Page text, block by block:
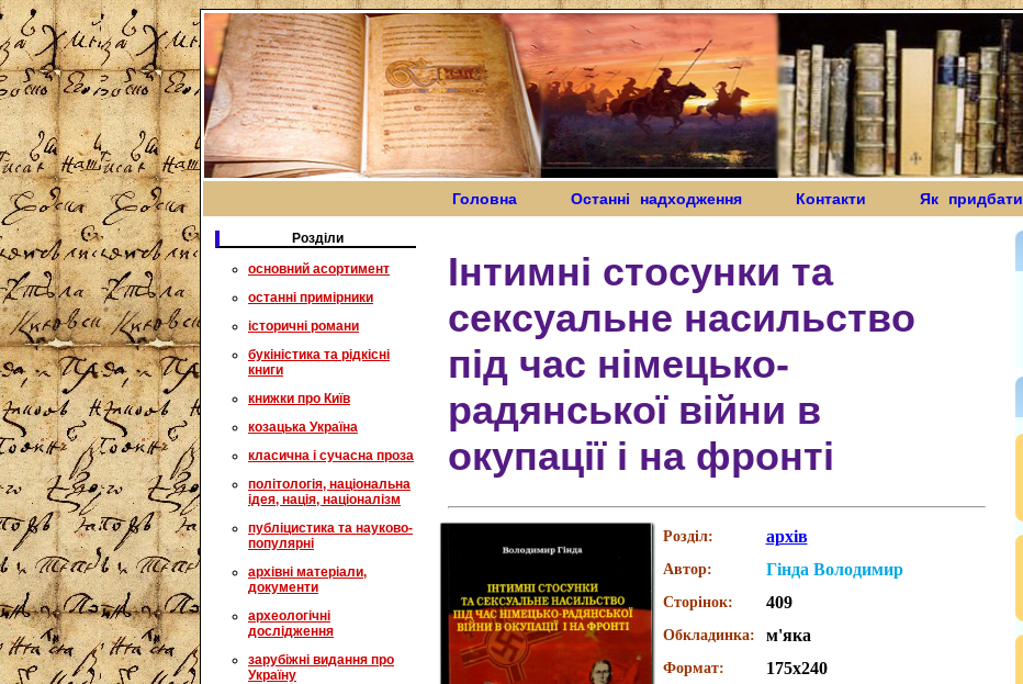
Головна Останні надходження Контакти Як придбати
Розділи
основний асортимент
останні примірники
історичні романи
букіністика та рідкісні
книги
книжки про Київ
козацька Україна
класична і сучасна проза
політологія, національна
ідея, нація, націоналізм
публіцистика та науково-
популярні
архівні матеріали,
документи
археологічні
дослідження
зарубіжні видання про
Україну
Інтимні стосунки та
сексуальне насильство
під час німецько-
радянської війни в
окупації і на фронті
Розділ: архів
Автор: Гінда Володимир
Сторінок: 409
Обкладинка: м'яка
Формат: 175x240